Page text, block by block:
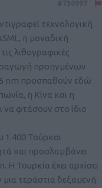
τεχνολογική
η μοναδική
λιθογραφικές
προηγμένων
5 nm προσπαθούν εδώ
η Κίνα και η
φτάσουν στο ίδιο
1.400 Τούρκοι
και προσλαμβάνει
. Η Τουρκία έχει αρχίσει
τεράστια δεξαμενή